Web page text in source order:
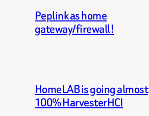
Peplink as home
gateway/firewall!
HomeLAB is going almost
100% HarvesterHCI